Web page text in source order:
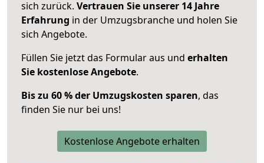
sich zurück. Vertrauen Sie unserer 14 Jahre
Erfahrung in der Umzugsbranche und holen Sie
sich Angebote.
Füllen Sie jetzt das Formular aus und erhalten
Sie kostenlose Angebote.
Bis zu 60 % der Umzugskosten sparen, das
finden Sie nur bei uns!
Kostenlose Angebote erhalten